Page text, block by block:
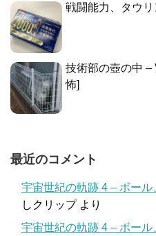
戦闘能力、タウ
技術部の壺の中 –
怖]
最近のコメント
宇宙世紀の軌跡 4 – ボール
しクリップより
宇宙世紀の軌跡 4 – ボール